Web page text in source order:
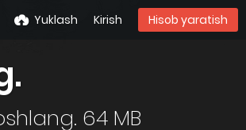
Yuklash Kirish Hisob yaratish
64 MB